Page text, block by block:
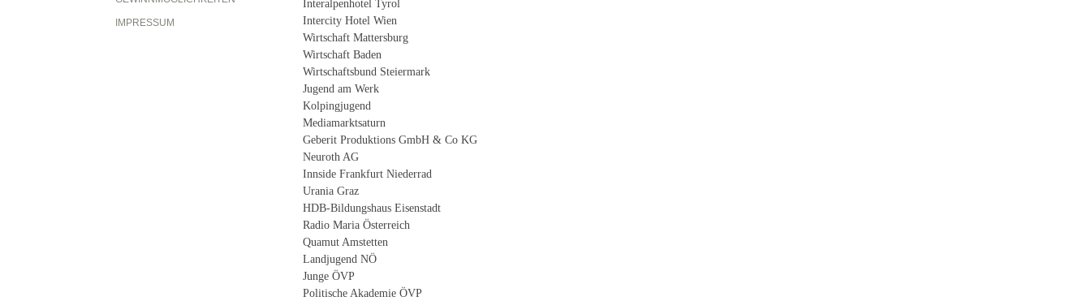
IMPRESSUM
Interalpenhotel Tyrol
Intercity Hotel Wien
Wirtschaft Mattersburg
Wirtschaft Baden
Wirtschaftsbund Steiermark
Jugend am Werk
Kolpingjugend
Mediamarktsaturn
Geberit Produktions GmbH & Co KG
Neuroth AG
Innside Frankfurt Niederrad
Urania Graz
HDB-Bildungshaus Eisenstadt
Radio Maria Österreich
Quamut Amstetten
Landjugend NÖ
Junge ÖVP
Politische Akademie ÖVP